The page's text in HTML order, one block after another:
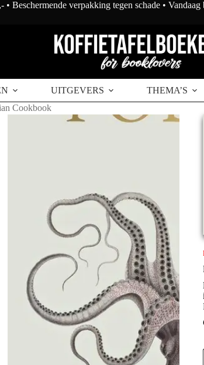
Beschermende verpakking tegen schade •
UITGEVERS THEMA’S
Cookbook